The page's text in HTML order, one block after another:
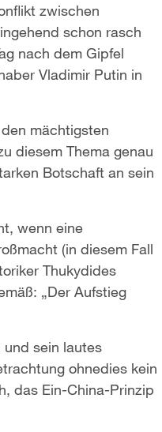
zwischen
schon rasch
nach dem Gipfel
Vladimir Putin in
mächtigsten
diesem Thema genau
Botschaft an sein
wenn eine
(in diesem Fall
Thukydides
„Der Aufstieg
sein lautes
ohnedies kein
das Ein-China-Prinzip